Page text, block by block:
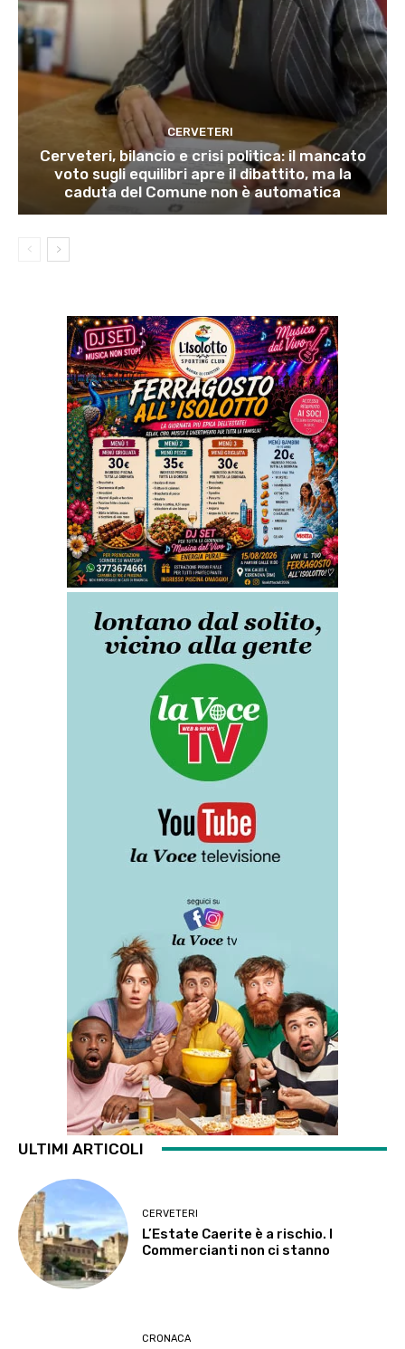
CERVETERI
Cerveteri, bilancio e crisi politica: il mancato
voto sugli equilibri apre il dibattito, ma la
caduta del Comune non è automatica
ULTIMI ARTICOLI
CERVETERI
L’Estate Caerite è a rischio. I
Commercianti non ci stanno
CRONACA